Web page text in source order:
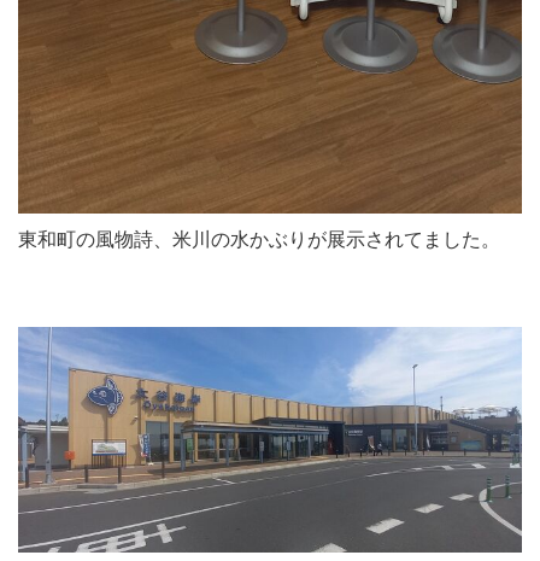
東和町の風物詩、米川の水かぶりが展示されてました。